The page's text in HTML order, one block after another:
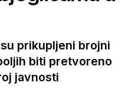
prikupljeni brojni
biti pretvoreno
javnosti